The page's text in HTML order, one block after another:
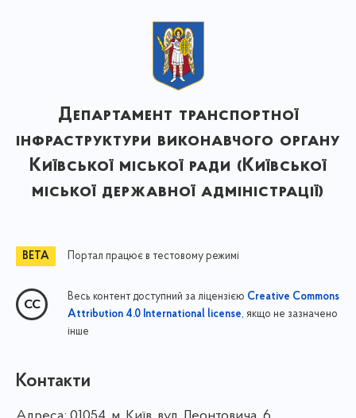
Департамент транспортної
інфраструктури виконавчого органу
Київської міської ради (Київської
міської державної адміністрації)
Портал працює в тестовому режимі
Весь контент доступний за ліцензією Creative Commons
Attribution 4.0 International license, якщо не зазначено
інше
Контакти